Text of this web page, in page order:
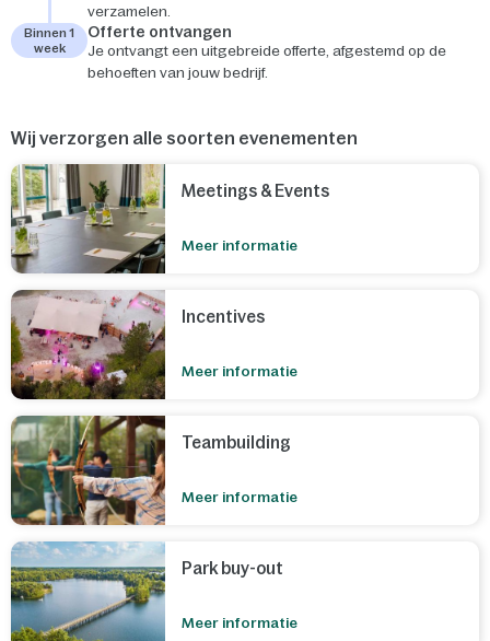
verzamelen.
Binnen 1
week
Offerte ontvangen
Je ontvangt een uitgebreide offerte, afgestemd op de
behoeften van jouw bedrijf.
Wij verzorgen alle soorten evenementen
Meetings & Events
Meer informatie
Incentives
Meer informatie
Teambuilding
Meer informatie
Park buy-out
Meer informatie